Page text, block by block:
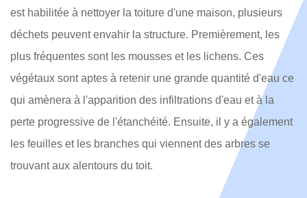
est habilitée à nettoyer la toiture d'une maison, plusieurs
déchets peuvent envahir la structure. Premièrement, les
plus fréquentes sont les mousses et les lichens. Ces
végétaux sont aptes à retenir une grande quantité d'eau ce
qui amènera à l'apparition des infiltrations d'eau et à la
perte progressive de l'étanchéité. Ensuite, il y a également
les feuilles et les branches qui viennent des arbres se
trouvant aux alentours du toit.